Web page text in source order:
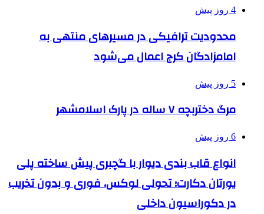
4 روز پیش
محدودیت ترافیکی در مسیرهای منتهی به
امامزادگان کرج اعمال می‌شود
5 روز پیش
مرگ دختربچه ۷ ساله در پارک اسلامشهر
6 روز پیش
انواع قاب بندی دیوار با گچبری پیش ساخته پلی
یورتان دکارت؛ تحولی لوکس، فوری و بدون تخریب
در دکوراسیون داخلی